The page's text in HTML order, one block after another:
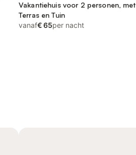
Vakantiehuis voor 2 personen, met
Terras en Tuin
vanaf€ 65per nacht